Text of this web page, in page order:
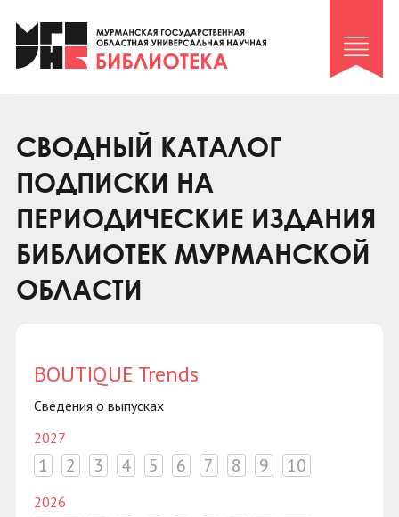
Клуб «Гиря и сельдерей»
Клуб «Семейный архив»
Коллегам
Контакты
СВОДНЫЙ КАТАЛОГ
ПОДПИСКИ НА
ПЕРИОДИЧЕСКИЕ ИЗДАНИЯ
БИБЛИОТЕК МУРМАНСКОЙ
ОБЛАСТИ
BOUTIQUE Trends
Сведения о выпусках
2027
1 2 3 4 5 6 7 8 9 10
2026